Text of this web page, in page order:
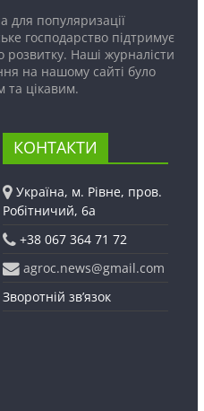
для популяризації
господарство підтримує
розвитку. Наші журналісти
на нашому сайті було
та цікавим.
КОНТАКТИ
Україна, м. Рівне, пров.
Робітничий, 6а
+38 067 364 71 72
agroc.news@gmail.com
Зворотній зв’язок